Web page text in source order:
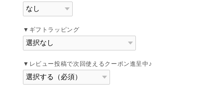
▼ギフトラッピング
▼レビュー投稿で次回使えるクーポン進呈中♪